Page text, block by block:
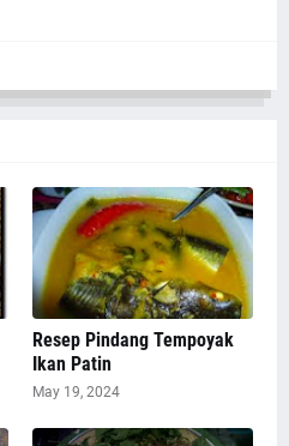
Resep Pindang Tempoyak
Ikan Patin
May 19, 2024